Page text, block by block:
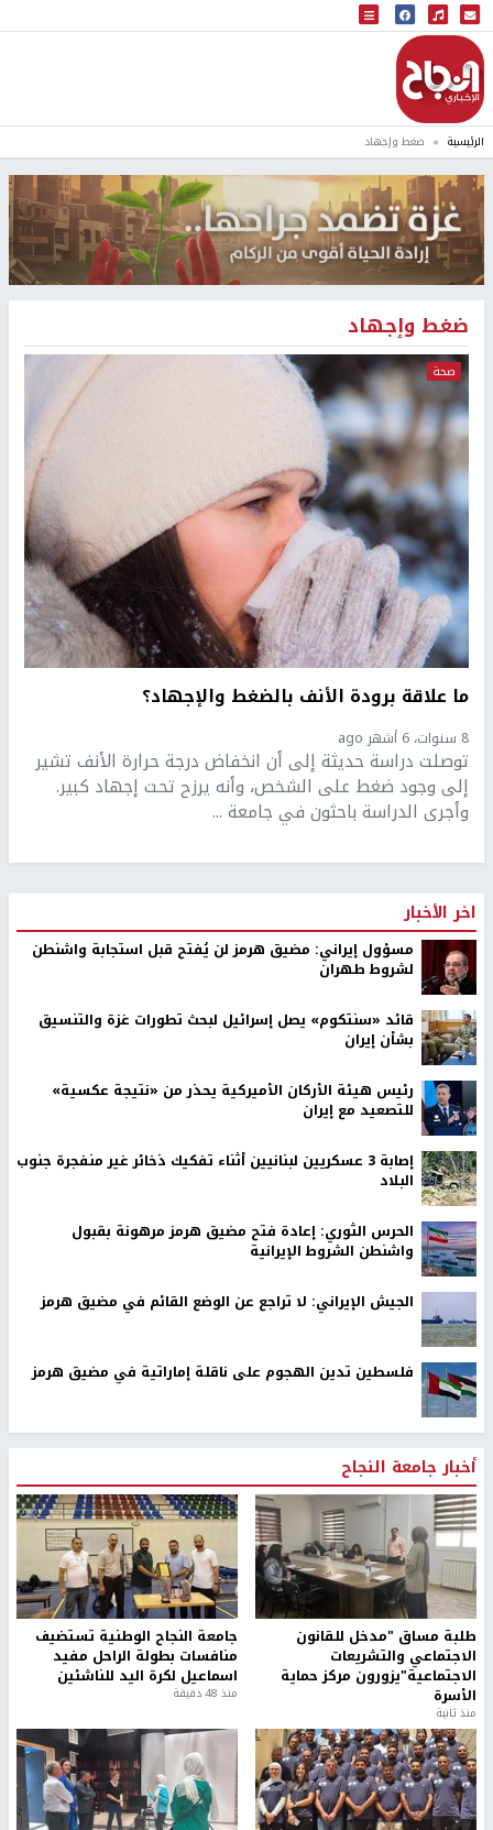
البث المباشر
إذاعة النجاح
الرئيسية ضغط وإجهاد
ضغط وإجهاد
صحة
ما علاقة برودة الأنف بالضغط والإجهاد؟
8 سنوات، 6 أشهر ago
توصلت دراسة حديثة إلى أن انخفاض درجة حرارة الأنف تشير
إلى وجود ضغط على الشخص، وأنه يرزح تحت إجهاد كبير.
وأجرى الدراسة باحثون في جامعة ...
اخر الأخبار
مسؤول إيراني: مضيق هرمز لن يُفتح قبل استجابة واشنطن
لشروط طهران
قائد «سنتكوم» يصل إسرائيل لبحث تطورات غزة والتنسيق
بشأن إيران
رئيس هيئة الأركان الأميركية يحذر من «نتيجة عكسية»
للتصعيد مع إيران
إصابة 3 عسكريين لبنانيين أثناء تفكيك ذخائر غير منفجرة جنوب
البلاد
الحرس الثوري: إعادة فتح مضيق هرمز مرهونة بقبول
واشنطن الشروط الإيرانية
الجيش الإيراني: لا تراجع عن الوضع القائم في مضيق هرمز
فلسطين تدين الهجوم على ناقلة إماراتية في مضيق هرمز
أخبار جامعة النجاح
طلبة مساق "مدخل للقانون
الاجتماعي والتشريعات
الاجتماعية"يزورون مركز حماية
الأسرة
منذ ثانية
جامعة النجاح الوطنية تستضيف
منافسات بطولة الراحل مفيد
اسماعيل لكرة اليد للناشئين
منذ 48 دقيقة